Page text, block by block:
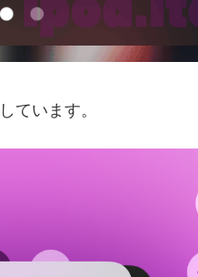
ています。